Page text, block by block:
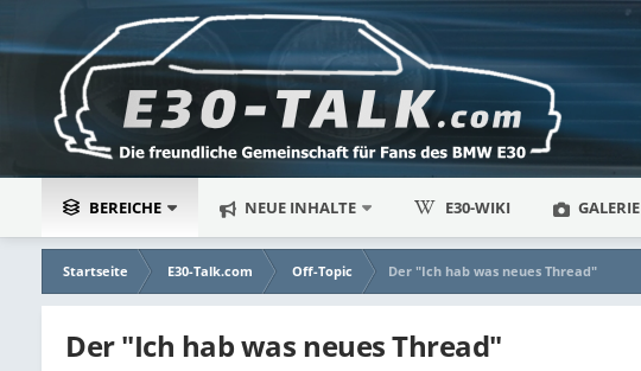
BEREICHE NEUE INHALTE E30-WIKI GALERIE
Startseite E30-Talk.com Off-Topic Der "Ich hab was neues Thread"
Der "Ich hab was neues Thread"